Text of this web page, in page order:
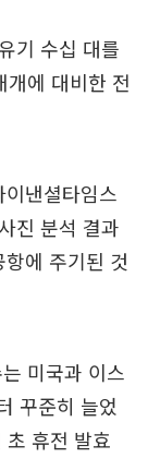
기 수십 대를
에 대비한 전
낸셜타임스
진 분석 결과
에 주기된 것
미국과 이스
꾸준히 늘었
휴전 발효